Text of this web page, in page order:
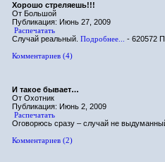
Хорошо стреляешь!!!
От Большой
Публикация: Июнь 27, 2009
Распечатать
Случай реальный. Подробнее...
- 620572
Комментариев (4)
И такое бывает…
От Охотник
Публикация: Июнь 2, 2009
Распечатать
Оговорюсь сразу – случай не
Комментариев (2)